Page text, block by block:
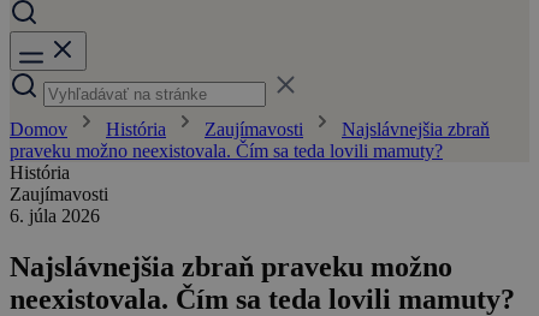
Domov História Zaujímavosti
Najslávnejšia zbraň
praveku možno neexistovala. Čím sa teda lovili mamuty?
História
Zaujímavosti
6. júla 2026
Najslávnejšia zbraň praveku možno
neexistovala. Čím sa teda lovili mamuty?